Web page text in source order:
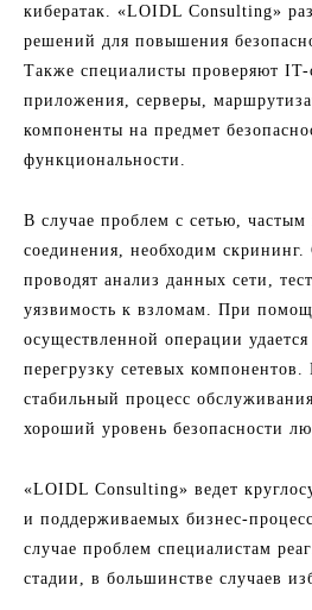
кибератак. «LOIDL Consulting»
решений для повышения
Также специалисты проверяют IT-
приложения, серверы,
компоненты на предмет
функциональности.
В случае проблем с сетью,
соединения, необходим
проводят анализ данных сети,
уязвимость к взломам. При
осуществленной операции
перегрузку сетевых
стабильный процесс
хороший уровень безопасности
«LOIDL Consulting» ведет
и поддерживаемых бизнес-
случае проблем специалистам
стадии, в большинстве случаев